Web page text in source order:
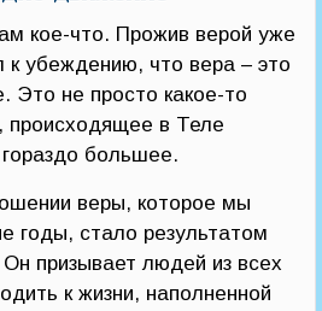
кое-что. Прожив верой уже
к убеждению, что вера – это
Это не просто какое-то
происходящее в Теле
большее.
веры, которое мы
годы, стало результатом
призывает людей из всех
к жизни, наполненной